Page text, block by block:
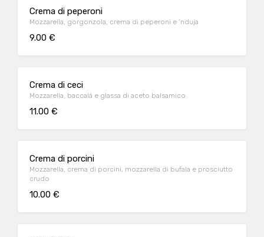
Crema di peperoni
Mozzarella, gorgonzola, crema di peperoni e ‘nduja
9.00 €
Crema di ceci
Mozzarella, baccalà e glassa di aceto balsamico
11.00 €
Crema di porcini
Mozzarella, crema di porcini, mozzarella di bufala e prosciutto
crudo
10.00 €